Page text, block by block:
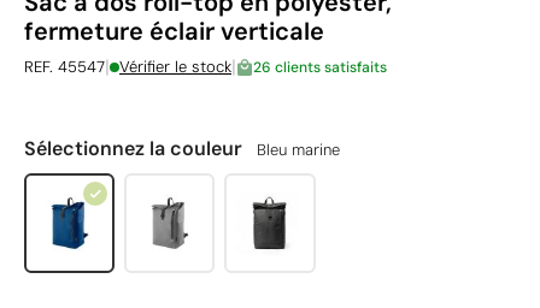
fermeture éclair verticale
REF. 45547| Vérifier le stock| 26 clients satisfaits
Sélectionnez la couleur Bleu marine